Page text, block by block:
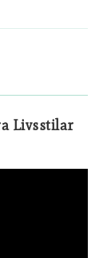
Livsstilar